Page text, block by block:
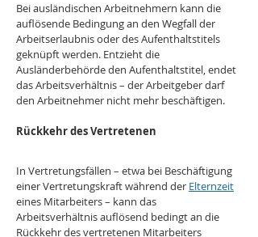
Bei ausländischen Arbeitnehmern kann die
auflösende Bedingung an den Wegfall der
Arbeitserlaubnis oder des Aufenthaltstitels
geknüpft werden. Entzieht die
Ausländerbehörde den Aufenthaltstitel, endet
das Arbeitsverhältnis – der Arbeitgeber darf
den Arbeitnehmer nicht mehr beschäftigen.
Rückkehr des Vertretenen
In Vertretungsfällen – etwa bei Beschäftigung
einer Vertretungskraft während der Elternzeit
eines Mitarbeiters – kann das
Arbeitsverhältnis auflösend bedingt an die
Rückkehr des vertretenen Mitarbeiters